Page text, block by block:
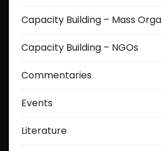
Capacity Building – Mass
Capacity Building – NGOs
Commentaries
Events
Literature